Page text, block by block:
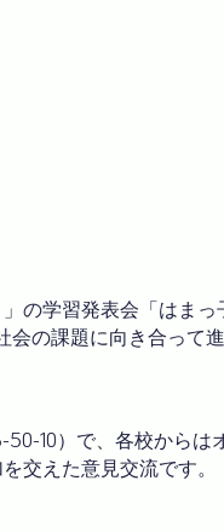
の学習発表会「はま
の課題に向き合って
10）で、各校からは
交えた意見交流です。